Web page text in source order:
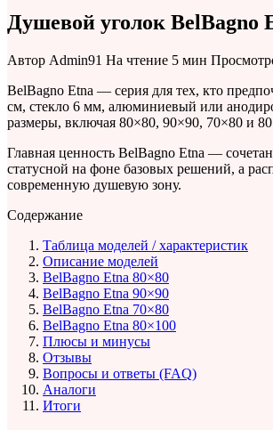
Душевой уголок BelBagno
Автор Admin91 На чтение 5 мин
BelBagno Etna — серия для тех, кто
см, стекло 6 мм, алюминиевый или
размеры, включая 80×80, 90×90, 70×80 и
Главная ценность BelBagno Etna —
статусной на фоне базовых решений, а
современную душевую зону.
Содержание
Таблица моделей / характеристик
Описание моделей
BelBagno Etna 80×80
BelBagno Etna 90×90
BelBagno Etna 70×80
BelBagno Etna 80×100
Плюсы и минусы
Отзывы
Вопросы и ответы (FAQ)
Аналоги
Итоги